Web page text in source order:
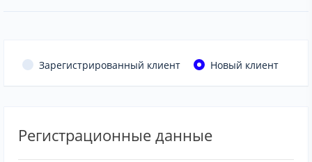
Зарегистрированный клиент Новый клиент
Регистрационные данные